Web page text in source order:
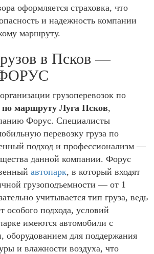
оформляется страховка, что
и надежность компании
маршруту.
в Псков —
ФОРУС
грузоперевозок по
по маршруту Луга Псков,
Форус. Специалисты
перевозку груза по
подход и профессионализм —
данной компании. Форус
автопарк, в который входят
грузоподъемности — от 1
учитывается тип груза, ведь
особого подхода, условий
имеются автомобили с
оборудованием для поддержания
и влажности воздуха, что